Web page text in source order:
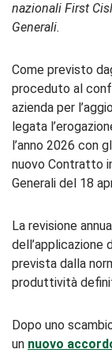
nazionali First
Generali.
Come previsto
proceduto al
azienda per
legata
l’anno 2026 con
nuovo Contratto
Generali del 18
La revisione
dell’applicazione
prevista dalla
produttività
Dopo uno
un nuovo